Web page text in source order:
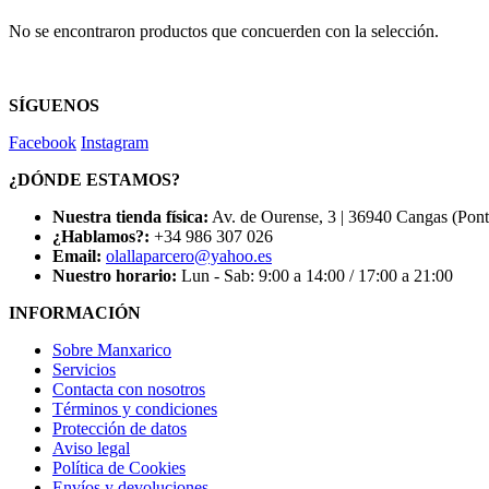
No se encontraron productos que concuerden con la selección.
SÍGUENOS
Facebook Instagram
¿DÓNDE ESTAMOS?
Nuestra tienda física: Av. de Ourense, 3 | 36940 Cangas
¿Hablamos?: +34 986 307 026
Email: olallaparcero@yahoo.es
Nuestro horario: Lun - Sab: 9:00 a 14:00 / 17:00 a 21:00
INFORMACIÓN
Sobre Manxarico
Servicios
Contacta con nosotros
Términos y condiciones
Protección de datos
Aviso legal
Política de Cookies